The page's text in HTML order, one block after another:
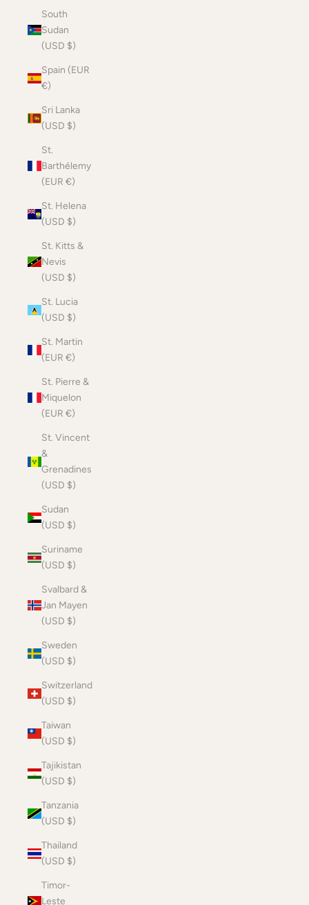
South
Sudan
(USD $)
Spain (EUR
€)
Sri Lanka
(USD $)
St.
Barthélemy
(EUR €)
St. Helena
(USD $)
St. Kitts &
Nevis
(USD $)
St. Lucia
(USD $)
St. Martin
(EUR €)
St. Pierre &
Miquelon
(EUR €)
St. Vincent
&
Grenadines
(USD $)
Sudan
(USD $)
Suriname
(USD $)
Svalbard &
Jan Mayen
(USD $)
Sweden
(USD $)
Switzerland
(USD $)
Taiwan
(USD $)
Tajikistan
(USD $)
Tanzania
(USD $)
Thailand
(USD $)
Timor-
Leste